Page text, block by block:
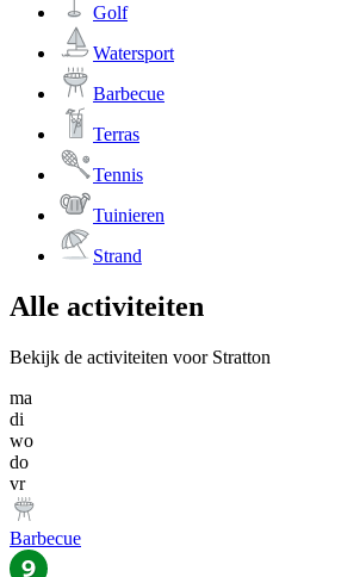
Golf
Watersport
Barbecue
Terras
Tennis
Tuinieren
Strand
Alle activiteiten
Bekijk de activiteiten voor Stratton
ma
di
wo
do
vr
Barbecue